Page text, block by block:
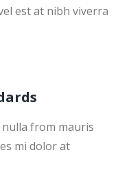
est at nibh viverra
from mauris
mi dolor at